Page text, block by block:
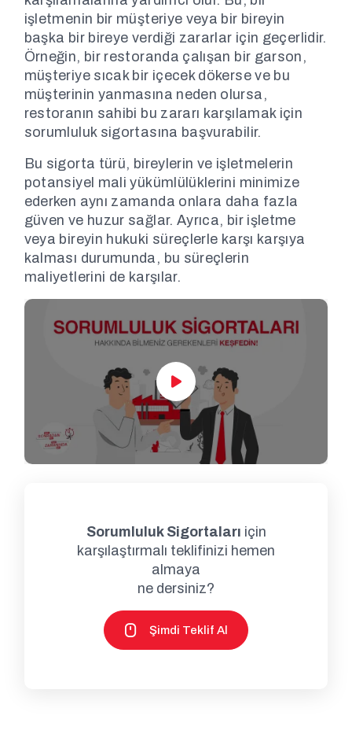
işletmenin bir müşteriye veya bir bireyin
başka bir bireye verdiği zararlar için geçerlidir.
Örneğin, bir restoranda çalışan bir garson,
müşteriye sıcak bir içecek dökerse ve bu
müşterinin yanmasına neden olursa,
restoranın sahibi bu zararı karşılamak için
sorumluluk sigortasına başvurabilir.
Bu sigorta türü, bireylerin ve işletmelerin
potansiyel mali yükümlülüklerini minimize
ederken aynı zamanda onlara daha fazla
güven ve huzur sağlar. Ayrıca, bir işletme
veya bireyin hukuki süreçlerle karşı karşıya
kalması durumunda, bu süreçlerin
maliyetlerini de karşılar.
Sorumluluk Sigortaları için
karşılaştırmalı teklifinizi hemen
almaya
ne dersiniz?
Şimdi Teklif Al